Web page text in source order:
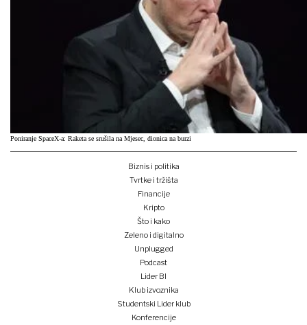
Poniranje SpaceX-a: Raketa se srušila na Mjesec, dionica na burzi
Biznis i politika
Tvrtke i tržišta
Financije
Kripto
Što i kako
Zeleno i digitalno
Unplugged
Podcast
Lider BI
Klub izvoznika
Studentski Lider klub
Konferencije